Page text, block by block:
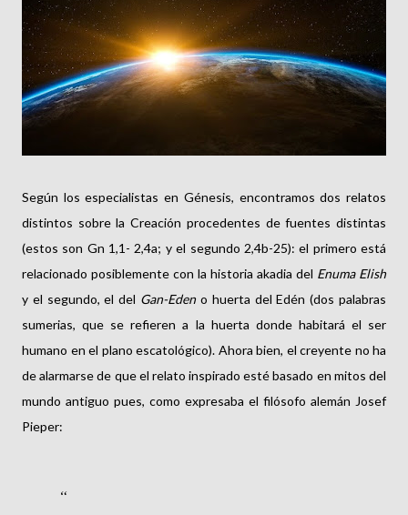
Según los especialistas en Génesis, encontramos dos relatos
distintos sobre la Creación procedentes de fuentes distintas
(estos son Gn 1,1- 2,4a; y el segundo 2,4b-25): el primero está
relacionado posiblemente con la historia akadia del Enuma Elish
y el segundo, el del Gan-Edeno huerta del Edén (dos palabras
sumerias, que se refieren a la huerta donde habitará el ser
humano en el plano escatológico). Ahora bien, el creyente no ha
de alarmarse de que el relato inspirado esté basado en mitos del
mundo antiguo pues, como expresaba el filósofo alemán Josef
Pieper: